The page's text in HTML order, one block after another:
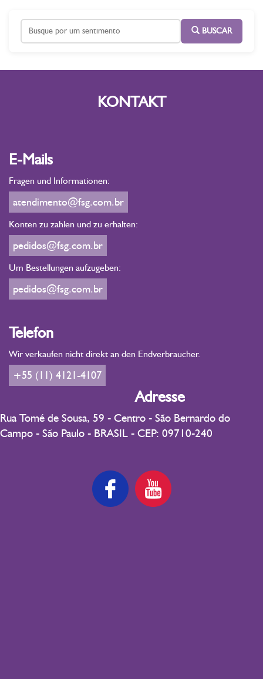
BUSCAR
KONTAKT
E-Mails
Fragen und Informationen:
atendimento@fsg.com.br
Konten zu zahlen und zu erhalten:
pedidos@fsg.com.br
Um Bestellungen aufzugeben:
pedidos@fsg.com.br
Telefon
Wir verkaufen nicht direkt an den Endverbraucher.
+55 (11) 4121-4107
Adresse
Rua Tomé de Sousa, 59 - Centro - São Bernardo do
Campo - São Paulo - BRASIL - CEP: 09710-240